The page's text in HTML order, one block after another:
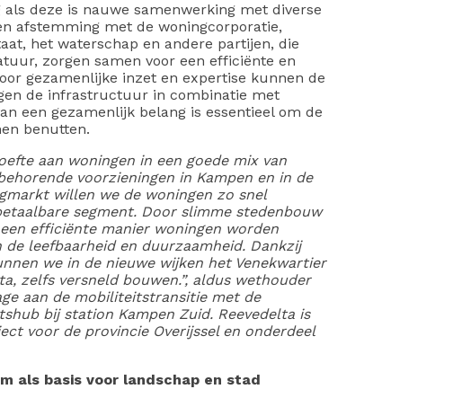
deze is nauwe samenwerking met diverse
afstemming met de woningcorporatie,
het waterschap en andere partijen, die
zorgen samen voor een efficiënte en
gezamenlijke inzet en expertise kunnen de
de infrastructuur in combinatie met
een gezamenlijk belang is essentieel om de
benutten.
aan woningen in een goede mix van
voorzieningen in Kampen en in de
willen we de woningen zo snel
segment. Door slimme stedenbouw
efficiënte manier woningen worden
leefbaarheid en duurzaamheid. Dankzij
we in de nieuwe wijken het Venekwartier
zelfs versneld bouwen.”, aldus wethouder
aan de mobiliteitstransitie met de
bij station Kampen Zuid. Reevedelta is
voor de provincie Overijssel en onderdeel
als basis voor landschap en stad